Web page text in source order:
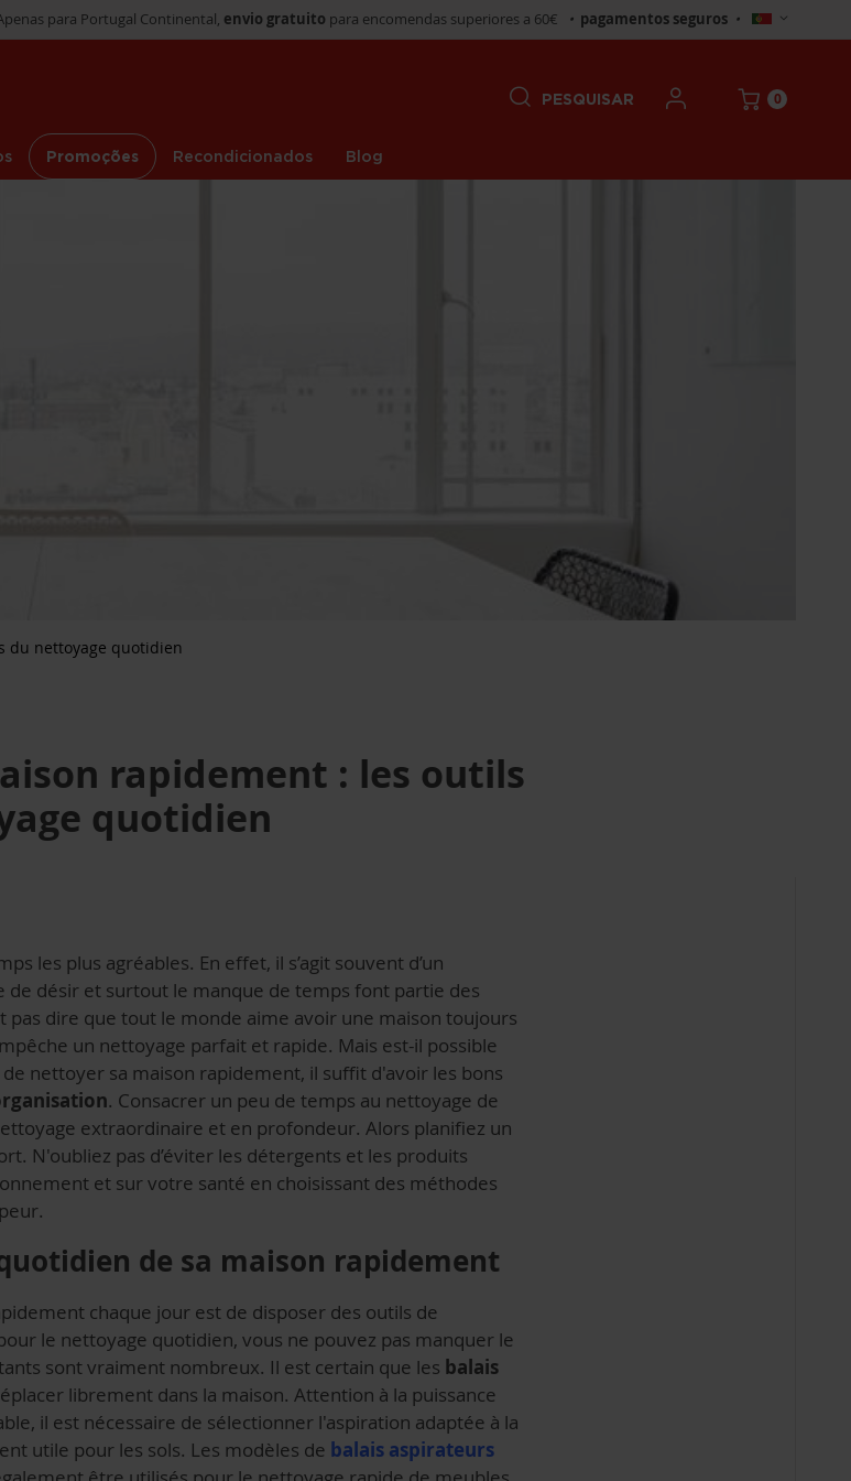
para Portugal Continental, envio gratuito para encomendas superiores a 60€ • pagamentos seguros •
Selecionar
Loja
Promoções Recondicionados Blog
PESQUISAR 0
du nettoyage quotidien
rapidement : les outils
quotidien
les plus agréables. En effet, il s’agit souvent d’un
désir et surtout le manque de temps font partie des
dire que tout le monde aime avoir une maison toujours
un nettoyage parfait et rapide. Mais est-il possible
de nettoyer sa maison rapidement, il suffit d'avoir les bons
. Consacrer un peu de temps au nettoyage de
extraordinaire et en profondeur. Alors planifiez un
N'oubliez pas d’éviter les détergents et les produits
et sur votre santé en choisissant des méthodes
de sa maison rapidement
chaque jour est de disposer des outils de
le nettoyage quotidien, vous ne pouvez pas manquer le
sont vraiment nombreux. Il est certain que les balais
librement dans la maison. Attention à la puissance
il est nécessaire de sélectionner l'aspiration adaptée à la
utile pour les sols. Les modèles de balais aspirateurs